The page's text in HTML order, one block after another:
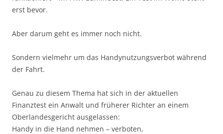
erst bevor.
Aber darum geht es immer noch nicht.
Sondern vielmehr um das Handynutzungsverbot während
der Fahrt.
Genau zu diesem Thema hat sich in der aktuellen
Finanztest ein Anwalt und früherer Richter an einem
Oberlandesgericht ausgelassen:
Handy in die Hand nehmen – verboten,